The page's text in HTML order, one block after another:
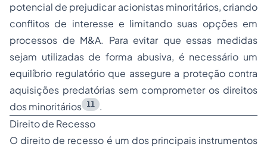
potencial de prejudicar acionistas minoritários, criando
conflitos de interesse e limitando suas opções em
processos de M&A. Para evitar que essas medidas
sejam utilizadas de forma abusiva, é necessário um
equilíbrio regulatório que assegure a proteção contra
aquisições predatórias sem comprometer os direitos
dos minoritários
11
.
Direito de Recesso
O direito de recesso é um dos principais instrumentos